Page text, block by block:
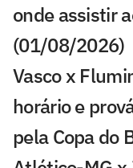
onde assistir
(01/08/2026)
Vasco x
horário e
pela Copa do